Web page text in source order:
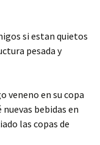
si estan quietos
pesada y
veneno en su copa
bebidas en
las copas de